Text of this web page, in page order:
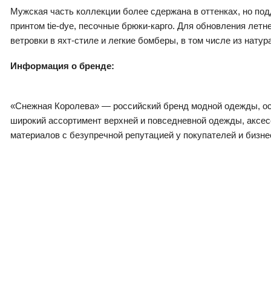
Мужская часть коллекции более сдержана в оттенках, но
принтом tie-dye, песочные брюки-карго. Для обновления
ветровки в яхт-стиле и легкие бомберы, в том числе из
Информация о бренде:
«Снежная Королева» — российский бренд модной одежды,
широкий ассортимент верхней и повседневной одежды,
материалов с безупречной репутацией у покупателей и